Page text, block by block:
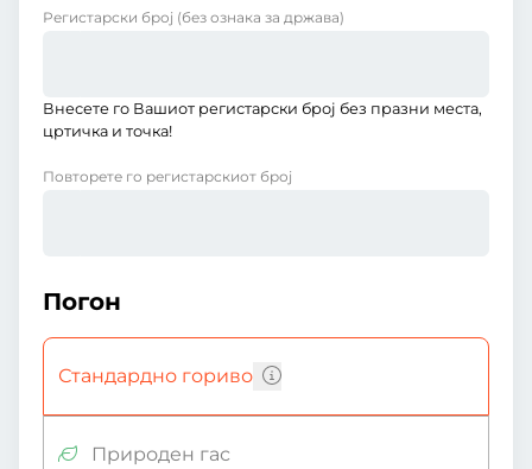
Регистарски број (без ознака за држава)
Внесете го Вашиот регистарски број без празни места,
цртичка и точка!
Повторете го регистарскиот број
Погон
Стандардно гориво
Природен гас